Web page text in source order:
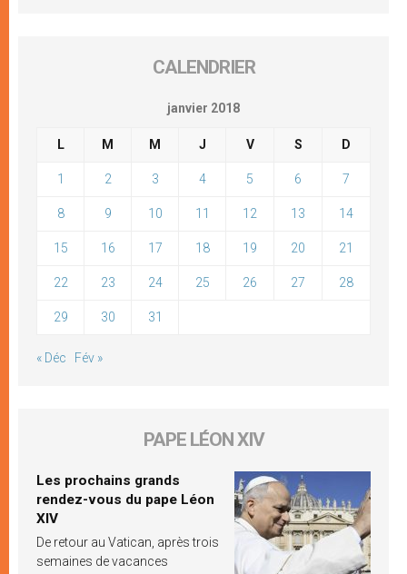
CALENDRIER
janvier 2018
L M M J V S D
1 2 3 4 5 6 7
8 9 10 11 12 13 14
15 16 17 18 19 20 21
22 23 24 25 26 27 28
29 30 31
« Déc Fév »
PAPE LÉON XIV
Les prochains grands
rendez-vous du pape Léon
XIV
De retour au Vatican, après trois
semaines de vacances